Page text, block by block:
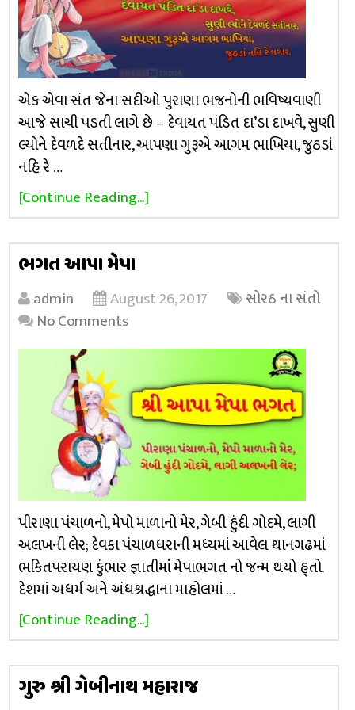
એક એવા સંત જેના સદીઓ પુરાણા ભજનોની ભવિષ્યવાણી
આજે સાચી પડતી લાગે છે – દેવાયત પંડિત દા’ડા દાખવે, સુણી
લ્યોને દેવળદે સતીનાર, આપણા ગુરૂએ આગમ ભાખિયા, જુઠડાં
નહિ રે …
[Continue Reading...]
ભગત આપા મેપા
admin August 26, 2017
સોરઠ ના સંતો
No Comments
પીરાણા પંચાળનો, મેપો માળાનો મેર, ગેબી હુંદી ગોદમે, લાગી
અલખની લેર; દેવકા પંચાળધરાની મધ્યમાં આવેલ થાનગઢમાં
ભકિતપરાયણ કુંભાર જ્ઞાતીમાં મેપાભગત નો જન્મ થયો હ્તો.
દેશમાં અધર્મ અને અંધશ્રદ્ધાના માહોલમાં …
[Continue Reading...]
ગુરુ શ્રી ગેબીનાથ મહારાજ